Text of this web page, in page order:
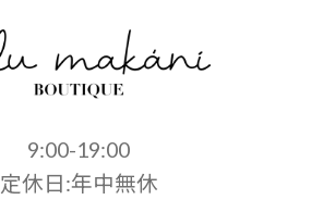
9:00-19:00
定休日:年中無休